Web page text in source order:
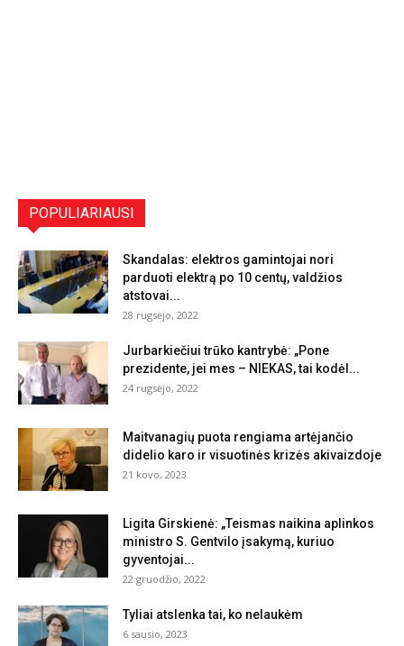
POPULIARIAUSI
Skandalas: elektros gamintojai nori
parduoti elektrą po 10 centų, valdžios
atstovai...
28 rugsėjo, 2022
Jurbarkiečiui trūko kantrybė: „Pone
prezidente, jei mes – NIEKAS, tai kodėl...
24 rugsėjo, 2022
Maitvanagių puota rengiama artėjančio
didelio karo ir visuotinės krizės akivaizdoje
21 kovo, 2023
Ligita Girskienė: „Teismas naikina aplinkos
ministro S. Gentvilo įsakymą, kuriuo
gyventojai...
22 gruodžio, 2022
Tyliai atslenka tai, ko nelaukėm
6 sausio, 2023